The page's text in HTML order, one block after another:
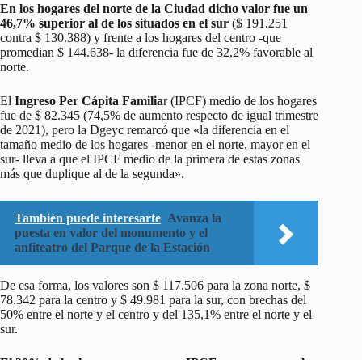
En los hogares del norte de la Ciudad dicho valor fue un
46,7% superior al de los situados en el sur ($ 191.251
contra $ 130.388) y frente a los hogares del centro -que
promedian $ 144.638- la diferencia fue de 32,2% favorable al
norte.
El Ingreso Per Cápita Familiar (IPCF) medio de los hogares
fue de $ 82.345 (74,5% de aumento respecto de igual trimestre
de 2021), pero la Dgeyc remarcó que «la diferencia en el
tamaño medio de los hogares -menor en el norte, mayor en el
sur- lleva a que el IPCF medio de la primera de estas zonas
más que duplique al de la segunda».
También puede interesarte Avanza la
puesta en valor del monumento y el
anfiteatro del Parque de la Estación
De esa forma, los valores son $ 117.506 para la zona norte, $
78.342 para la centro y $ 49.981 para la sur, con brechas del
50% entre el norte y el centro y del 135,1% entre el norte y el
sur.